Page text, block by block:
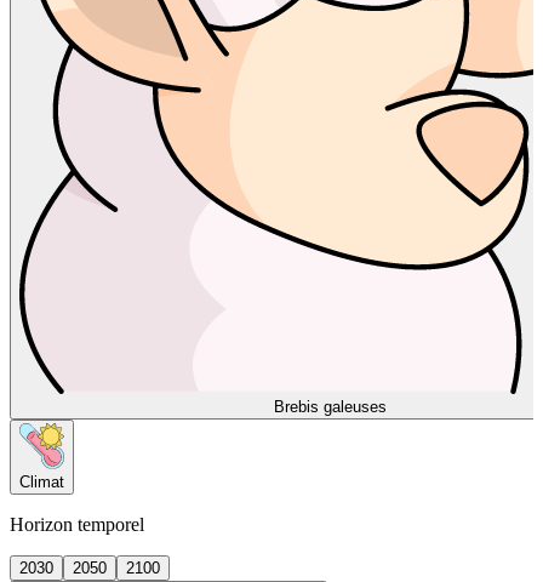
Brebis galeuses
Climat
Horizon temporel
2030 2050
2100